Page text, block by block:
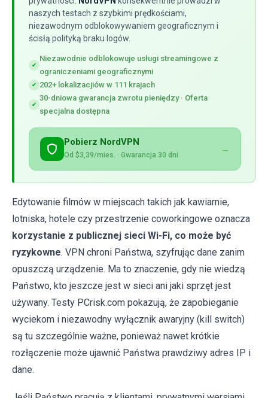
naszych testach z szybkimi prędkościami,
niezawodnym odblokowywaniem geograficznym i
ścisłą polityką braku logów.
✔
Niezawodnie odblokowuje usługi streamingowe z
ograniczeniami geograficznymi
✔ 202+ lokalizacjiów w 111 krajach
✔
30-dniowa gwarancja zwrotu pieniędzy · Oferta
specjalna dostępna
Pobierz NordVPN
Od $3,39/mies. · Gwarancja 30 dni
→
Edytowanie filmów w miejscach takich jak kawiarnie,
lotniska, hotele czy przestrzenie coworkingowe oznacza
korzystanie z publicznej sieci Wi-Fi, co może być
ryzykowne. VPN chroni Państwa, szyfrując dane zanim
opuszczą urządzenie. Ma to znaczenie, gdy nie wiedzą
Państwo, kto jeszcze jest w sieci ani jaki sprzęt jest
używany. Testy PCrisk.com pokazują, że zapobieganie
wyciekom i niezawodny wyłącznik awaryjny (kill switch)
są tu szczególnie ważne, ponieważ nawet krótkie
rozłączenie może ujawnić Państwa prawdziwy adres IP i
dane.